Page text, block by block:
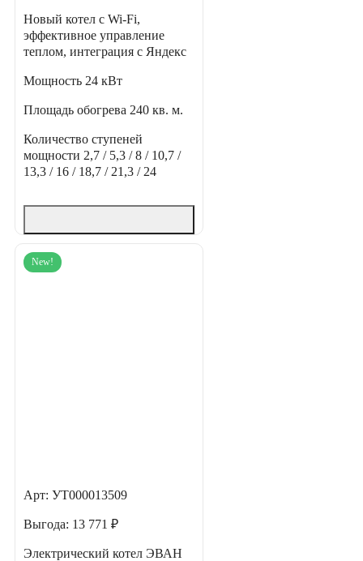
Новый котел с Wi-Fi,
эффективное управление
теплом, интеграция с Яндекс
Мощность 24 кВт
Площадь обогрева 240 кв. м.
Количество ступеней
мощности 2,7 / 5,3 / 8 / 10,7 /
13,3 / 16 / 18,7 / 21,3 / 24
New!
Арт: УТ000013509
Выгода: 13 771 ₽
Электрический котел ЭВАН